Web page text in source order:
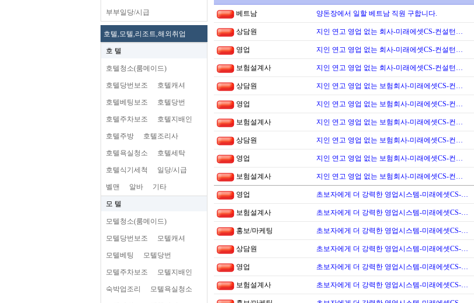
부부일당/시급
호텔,모텔,리조트,해외취업
호 텔
호텔청소(룸메이드)
호텔당번보조 호텔캐셔
호텔베팅보조 호텔당번
호텔주차보조 호텔지배인
호텔주방 호텔조리사
호텔욕실청소 호텔세탁
호텔식기세척 일당/시급
벨맨 알바 기타
모 텔
모텔청소(룸메이드)
모텔당번보조 모텔캐셔
모텔베팅 모텔당번
모텔주차보조 모텔지배인
숙박업조리 모텔욕실청소
베트남 양돈장에서 일할 베트남 직원 구합니다.
상담원 지인 연고 영업 없는 회사-미래에셋CS-컨설턴…
영업 지인 연고 영업 없는 회사-미래에셋CS-컨설턴…
보험설계사 지인 연고 영업 없는 회사-미래에셋CS-컨설턴…
상담원 지인 연고 영업 없는 보험회사-미래에셋CS-컨…
영업 지인 연고 영업 없는 보험회사-미래에셋CS-컨…
보험설계사 지인 연고 영업 없는 보험회사-미래에셋CS-컨…
상담원 지인 연고 영업 없는 보험회사-미래에셋CS-컨…
영업 지인 연고 영업 없는 보험회사-미래에셋CS-컨…
보험설계사 지인 연고 영업 없는 보험회사-미래에셋CS-컨…
영업 초보자에게 더 강력한 영업시스템-미래에셋CS-…
보험설계사 초보자에게 더 강력한 영업시스템-미래에셋CS-…
홍보/마케팅 초보자에게 더 강력한 영업시스템-미래에셋CS-…
상담원 초보자에게 더 강력한 영업시스템-미래에셋CS-…
영업 초보자에게 더 강력한 영업시스템-미래에셋CS-…
보험설계사 초보자에게 더 강력한 영업시스템-미래에셋CS-…